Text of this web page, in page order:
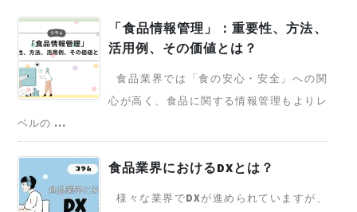
「食品情報管理」：重要性、方法、
活用例、その価値とは？
食品業界では「食の安心・安全」への関
心が高く、食品に関する情報管理もよりレ
ベルの ...
食品業界におけるDXとは？
様々な業界でDXが進められていますが、